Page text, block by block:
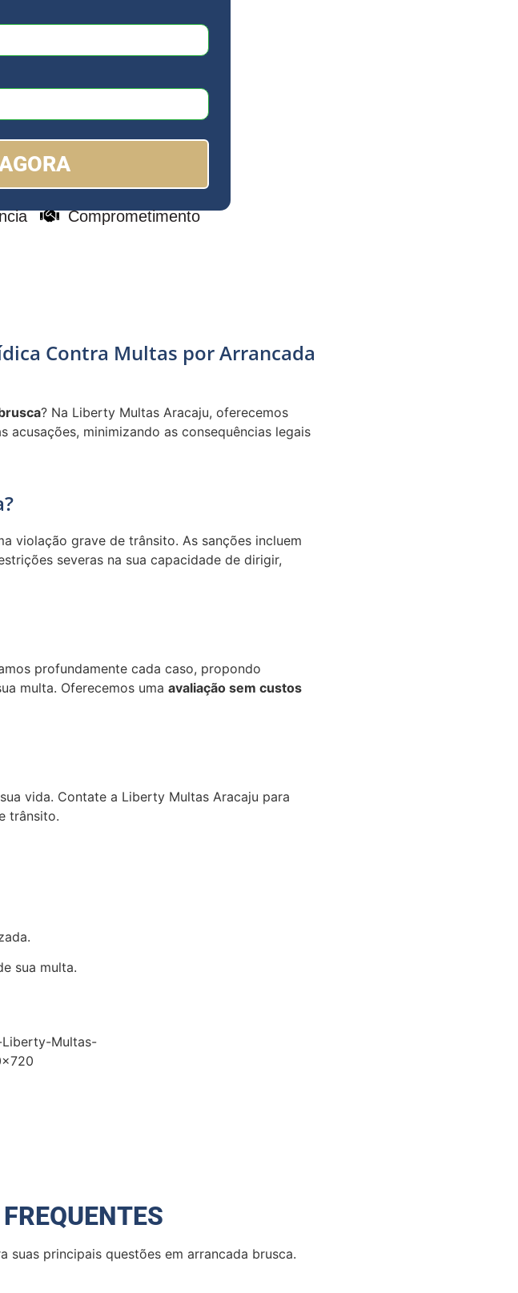
Comprometimento
Contra Multas por Arrancada
? Na Liberty Multas Aracaju, oferecemos
acusações, minimizando as consequências legais
violação grave de trânsito. As sanções incluem
severas na sua capacidade de dirigir,
profundamente cada caso, propondo
multa. Oferecemos uma avaliação sem custos
vida. Contate a Liberty Multas Aracaju para
trânsito.
sua multa.
suas principais questões em arrancada brusca.